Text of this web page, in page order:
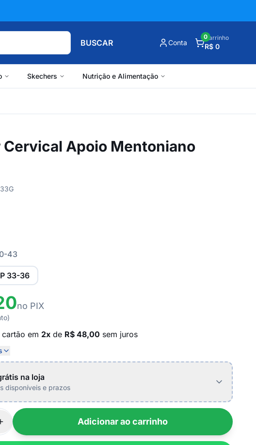
BUSCAR Conta
Carrinho
R$ 0
0
Skechers Nutrição e Alimentação
Cervical Apoio Mentoniano
43
P 33-36
no PIX
cartão em 2x de R$ 48,00 sem juros
na loja
disponíveis e prazos
Adicionar ao carrinho